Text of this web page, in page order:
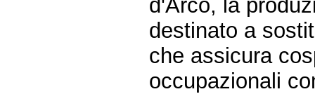
d'Arco, la
destinato a
che assicura
occupazionali